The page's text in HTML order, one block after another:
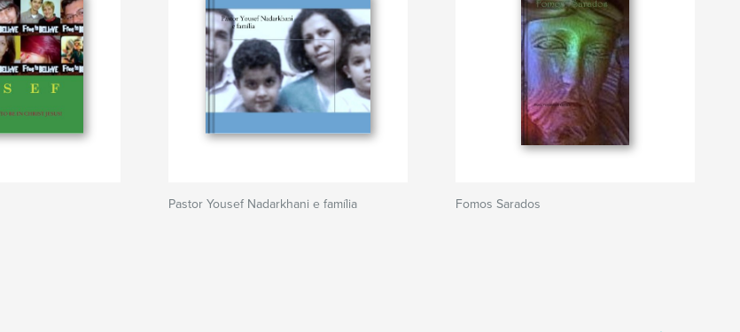
Pastor Yousef Nadarkhani e família Fomos Sarados